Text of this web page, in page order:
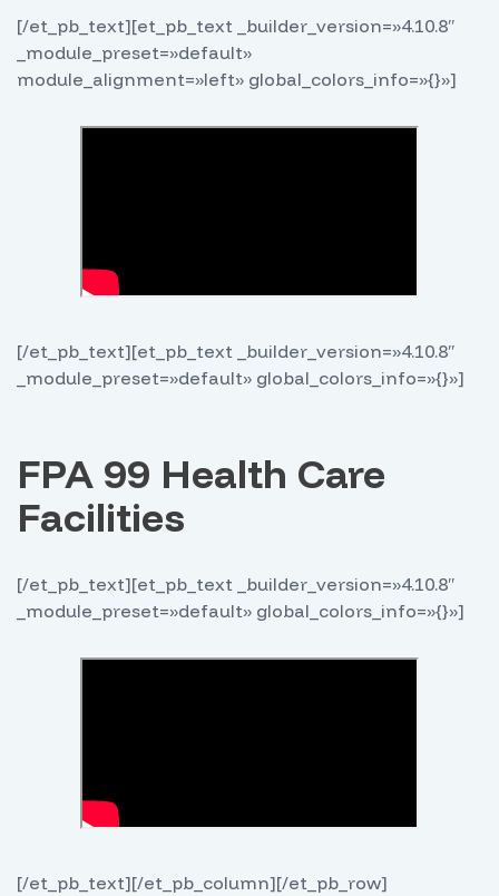
[/et_pb_text][et_pb_text _builder_version=»4.10.8″
_module_preset=»default»
module_alignment=»left» global_colors_info=»{}»]
[/et_pb_text][et_pb_text _builder_version=»4.10.8″
_module_preset=»default» global_colors_info=»{}»]
FPA 99 Health Care
Facilities
[/et_pb_text][et_pb_text _builder_version=»4.10.8″
_module_preset=»default» global_colors_info=»{}»]
[/et_pb_text][/et_pb_column][/et_pb_row]